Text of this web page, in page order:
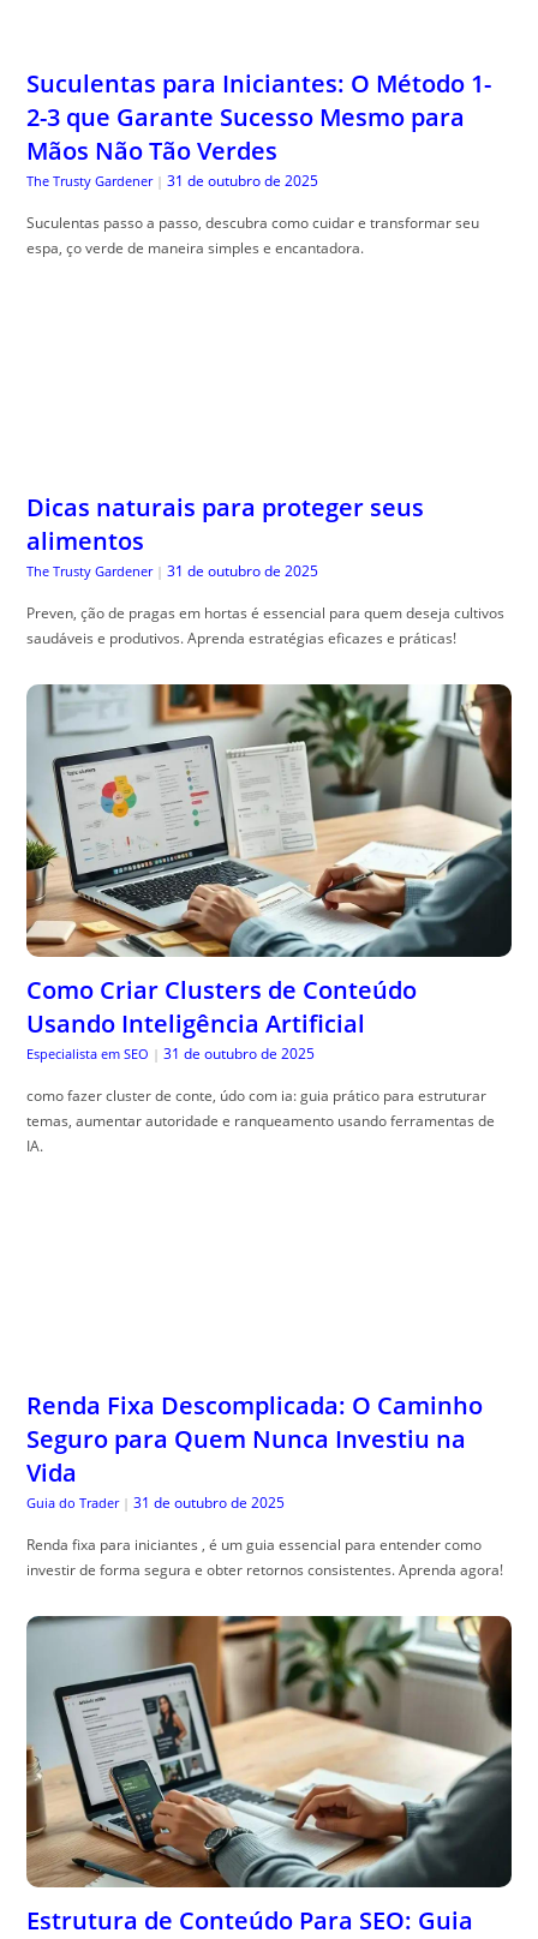
Suculentas para Iniciantes: O Método 1-
2-3 que Garante Sucesso Mesmo para
Mãos Não Tão Verdes
The Trusty Gardener | 31 de outubro de 2025
Suculentas passo a passo, descubra como cuidar e transformar seu
espa, ço verde de maneira simples e encantadora.
Dicas naturais para proteger seus
alimentos
The Trusty Gardener | 31 de outubro de 2025
Preven, ção de pragas em hortas é essencial para quem deseja cultivos
saudáveis e produtivos. Aprenda estratégias eficazes e práticas!
Como Criar Clusters de Conteúdo
Usando Inteligência Artificial
Especialista em SEO | 31 de outubro de 2025
como fazer cluster de conte, údo com ia: guia prático para estruturar
temas, aumentar autoridade e ranqueamento usando ferramentas de
IA.
Renda Fixa Descomplicada: O Caminho
Seguro para Quem Nunca Investiu na
Vida
Guia do Trader | 31 de outubro de 2025
Renda fixa para iniciantes , é um guia essencial para entender como
investir de forma segura e obter retornos consistentes. Aprenda agora!
Estrutura de Conteúdo Para SEO: Guia